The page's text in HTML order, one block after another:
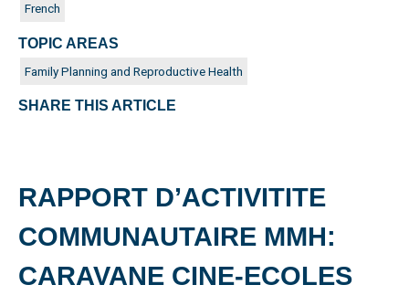
RAPPORT D’ACTIVITITE
COMMUNAUTAIRE MMH:
CARAVANE CINE-ECOLES
French
TOPIC AREAS
Family Planning and Reproductive Health
SHARE THIS ARTICLE